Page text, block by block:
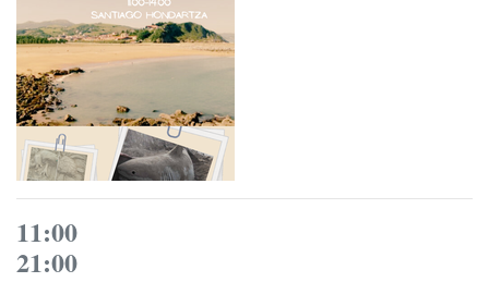
11:00
21:00